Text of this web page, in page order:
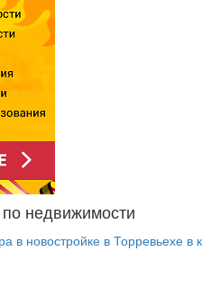
недвижимости